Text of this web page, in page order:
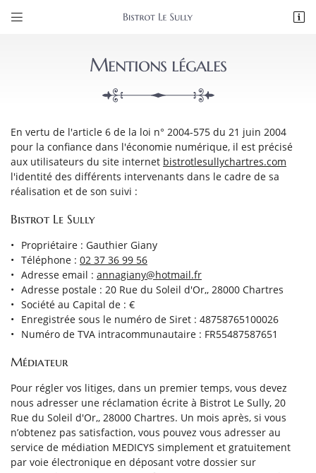
 
 Adresse email de réception
 Recopier le code ci-contre
Rafraîchir le captcha
l'adresse email indiqué ci-dessus. Vous pouvez vous désinscrire à tout moment en
utilisantle formulaire de désinscription.
INSCRIPTION
Mentions légales
En vertu de l'article 6 de la loi n° 2004-575 du 21 juin 2004
pour la confiance dans l'économie numérique, il est précisé
aux utilisateurs du site internet bistrotlesullychartres.com
l'identité des différents intervenants dans le cadre de sa
réalisation et de son suivi :
Bistrot Le Sully
Propriétaire : Gauthier Giany
Téléphone : 02 37 36 99 56
Adresse email :
Adresse postale : 20 Rue du Soleil d'Or,, 28000 Chartres
Société au Capital de : €
Enregistrée sous le numéro de Siret : 48758765100026
Numéro de TVA intracommunautaire : FR55487587651
Médiateur
Pour régler vos litiges, dans un premier temps, vous devez
nous adresser une réclamation écrite à Bistrot Le Sully, 20
Rue du Soleil d'Or,, 28000 Chartres. Un mois après, si vous
n’obtenez pas satisfaction, vous pouvez vous adresser au
service de médiation MEDICYS simplement et gratuitement
par voie électronique en déposant votre dossier sur